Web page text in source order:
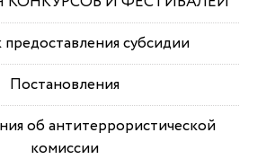
субсидии
Постановления
об антитеррористической
комиссии